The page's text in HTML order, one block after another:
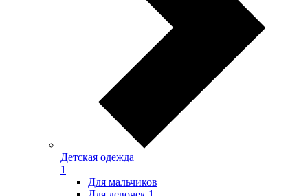
Детская одежда
1
Для мальчиков